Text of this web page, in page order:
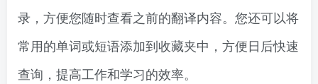
录，方便您随时查看之前的翻译内容。您还可以将
常用的单词或短语添加到收藏夹中，方便日后快速
查询，提高工作和学习的效率。